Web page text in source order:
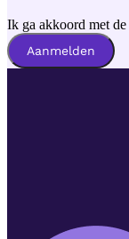
Ik ga akkoord met de
Aanmelden